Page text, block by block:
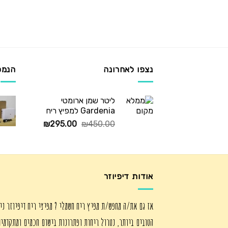
נצפו לאחרונה
ליטר שמן ארומטי
Gardenia למפיץ ריח
₪450.00
המחיר
₪450.00.
₪295.00
המחיר
₪295.00.
אודות דיפיוזר
אז גם את/ה מחפש/ת מפיץ ריח חשמלי ? מפיצי ריח דיפיוזר
הטובים ביותר, נטרול ריחות ופתרונות בישום חכמים